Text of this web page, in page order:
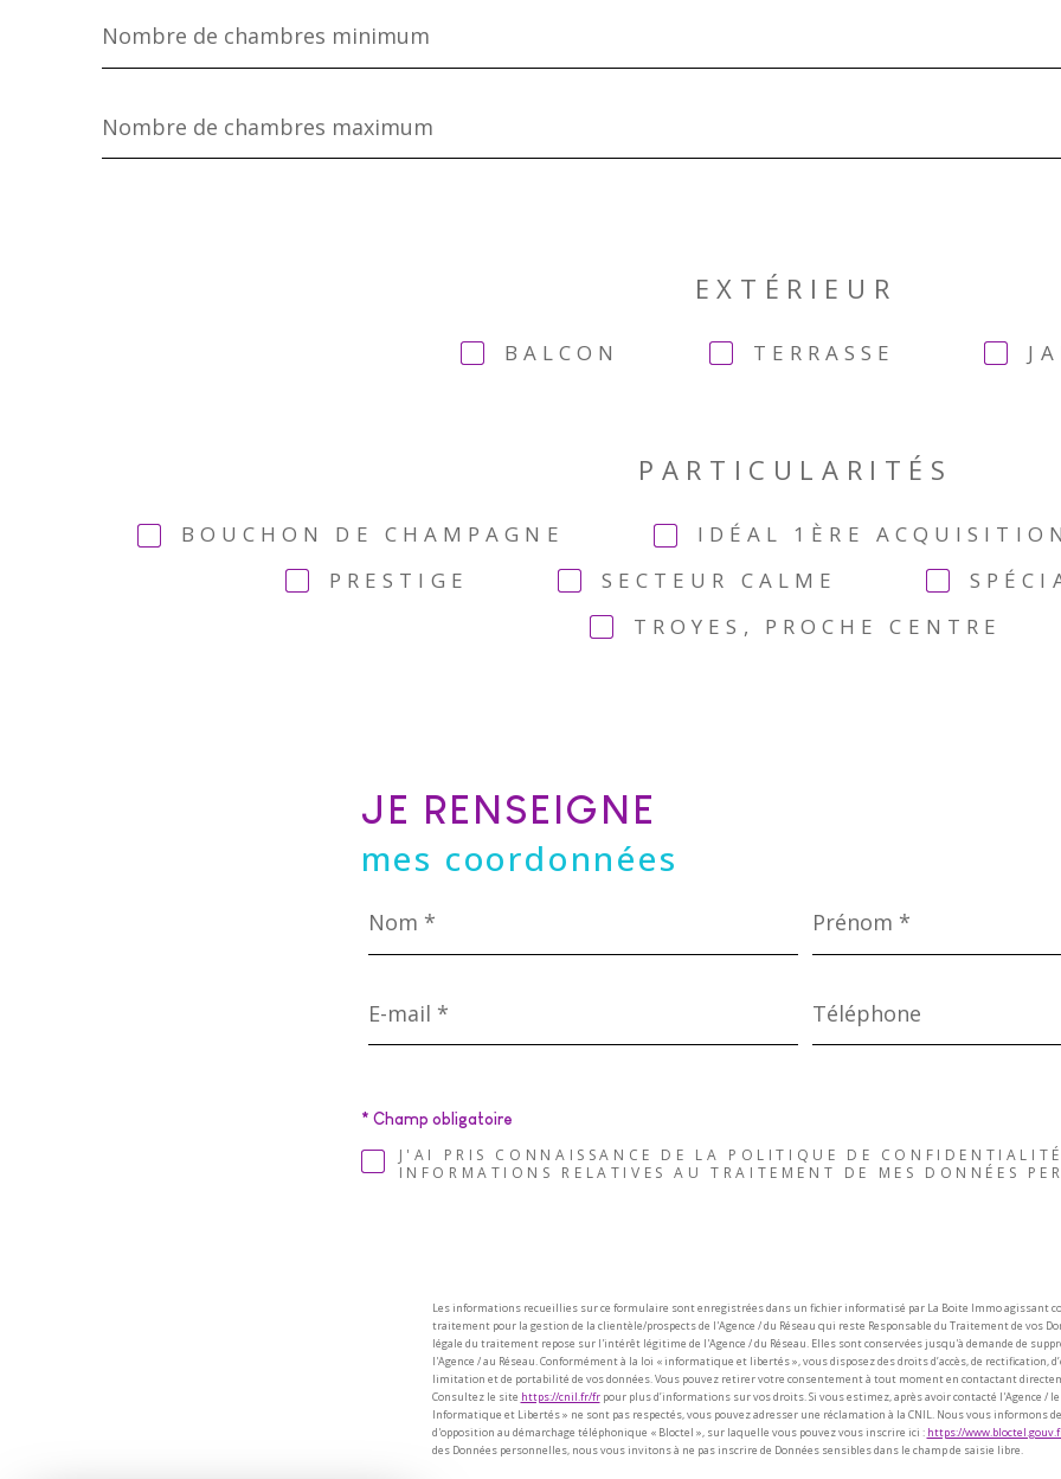
de
chambres
minimum
de
chambres
maximum
EXTÉRIEUR
BALCON TERRASSE
PARTICULARITÉS
BOUCHON DE CHAMPAGNE IDÉAL 1ÈRE ACQUISITION
PRESTIGE
SECTEUR CALME
TROYES, PROCHE CENTRE
JE RENSEIGNE
mes coordonnées
*
*
mail
*
J'AI PRIS CONNAISSANCE DE LA POLITIQUE DE
INFORMATIONS RELATIVES AU TRAITEMENT DE MES DONNÉES
* Champ obligatoire
Les informations recueillies sur ce formulaire sont enregistrées dans un fichier informatisé par La Boite Immo agissant
traitement pour la gestion de la clientèle/prospects de l'Agence / du Réseau qui reste Responsable du Traitement de vos
légale du traitement repose sur l'intérêt légitime de l'Agence / du Réseau. Elles sont conservées jusqu'à demande de
l'Agence / au Réseau. Conformément à la loi « informatique et libertés », vous disposez des droits d’accès, de rectification,
limitation et de portabilité de vos données. Vous pouvez retirer votre consentement à tout moment en contactant
Consultez le site https://cnil.fr/frpour plus d’informations sur vos droits. Si vous estimez, après avoir contacté l'Agence / le
Informatique et Libertés » ne sont pas respectés, vous pouvez adresser une réclamation à la CNIL. Nous vous informons
d'opposition au démarchage téléphonique « Bloctel », sur laquelle vous pouvez vous inscrire ici : https://
des Données personnelles, nous vous invitons à ne pas inscrire de Données sensibles dans le champ de saisie libre.